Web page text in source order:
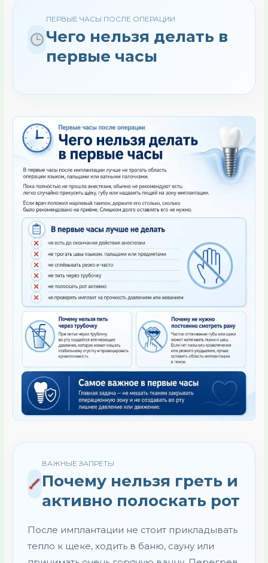
ПЕРВЫЕ ЧАСЫ ПОСЛЕ ОПЕРАЦИИ
Чего нельзя делать в
первые часы
ВАЖНЫЕ ЗАПРЕТЫ
Почему нельзя греть и
активно полоскать рот
После имплантации не стоит прикладывать
тепло к щеке, ходить в баню, сауну или